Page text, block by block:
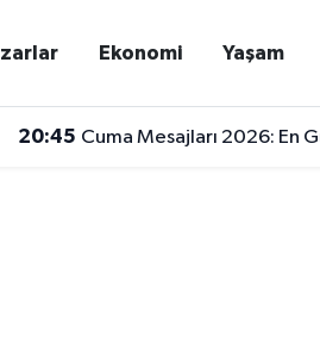
Ekonomi Yaşam
20:45 Cuma Mesajları 2026: En